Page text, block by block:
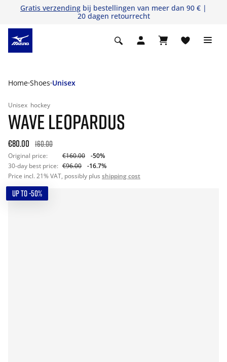
Gratis verzending bij bestellingen van meer dan 90 € |
20 dagen retourrecht
Home Shoes Unisex
Unisex hockey
WAVE LEOPARDUS
€80.00 160.00
Original price: €160.00
-50%
30-day best price: €96.00
-16.7%
Price incl. 21% VAT, possibly plus shipping cost
UP TO -50%